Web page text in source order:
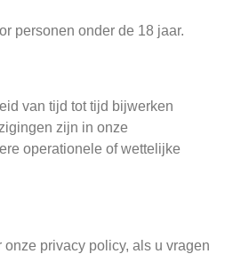
personen onder de 18 jaar.
van tijd tot tijd bijwerken
zijn in onze
operationele of wettelijke
privacy policy, als u vragen